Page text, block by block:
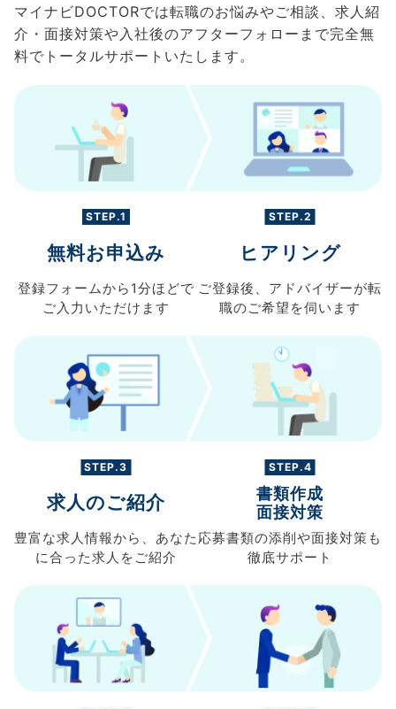
マイナビDOCTORでは転職のお悩みやご相談、求人紹
介・面接対策や入社後のアフターフォローまで完全無
料でトータルサポートいたします。
STEP.1
無料お申込み
登録フォームから 1分ほどで
ご入力 いただけます
STEP.2
ヒアリング
ご登録後、 アドバイザーが転
職のご希望を伺います
STEP.3
求人のご紹介
豊富な求人情報から、 あなた
に合った求人を ご紹介
STEP.4
書類作成
面接対策
応募書類の添削や面接対策も
徹底サポート